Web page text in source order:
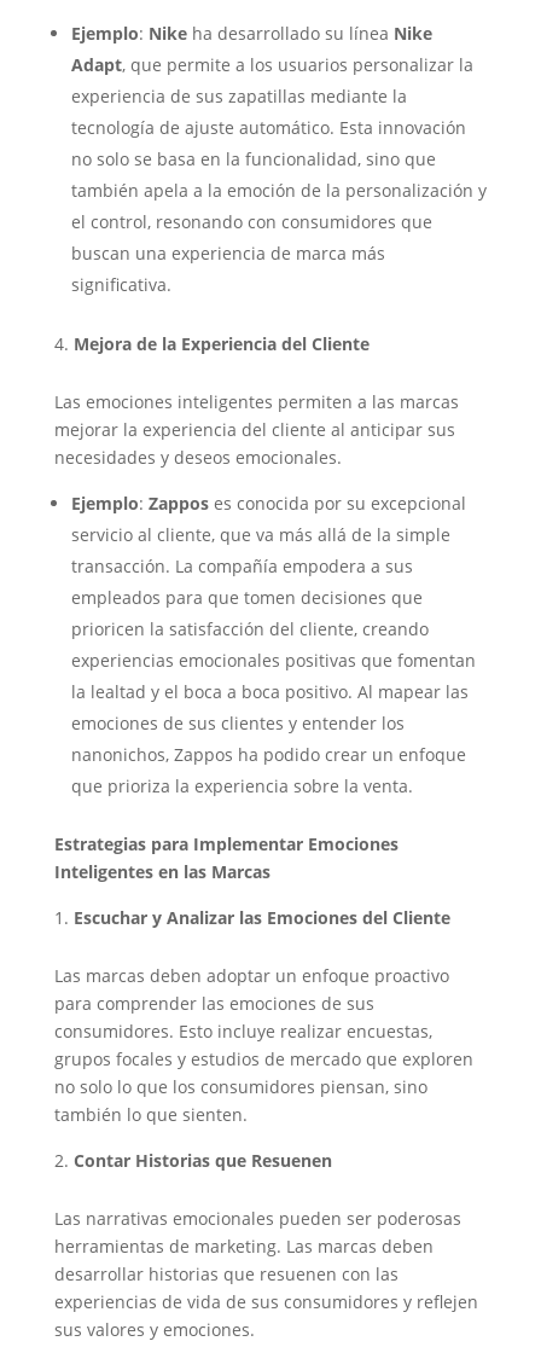
Ejemplo: Nikeha desarrollado su línea Nike
Adapt, que permite a los usuarios personalizar la
experiencia de sus zapatillas mediante la
tecnología de ajuste automático. Esta innovación
no solo se basa en la funcionalidad, sino que
también apela a la emoción de la personalización y
el control, resonando con consumidores que
buscan una experiencia de marca más
significativa.
Mejora de la Experiencia del Cliente
Las emociones inteligentes permiten a las marcas
mejorar la experiencia del cliente al anticipar sus
necesidades y deseos emocionales.
Ejemplo: Zapposes conocida por su excepcional
servicio al cliente, que va más allá de la simple
transacción. La compañía empodera a sus
empleados para que tomen decisiones que
prioricen la satisfacción del cliente, creando
experiencias emocionales positivas que fomentan
la lealtad y el boca a boca positivo. Al mapear las
emociones de sus clientes y entender los
nanonichos, Zappos ha podido crear un enfoque
que prioriza la experiencia sobre la venta.
Estrategias para Implementar Emociones
Inteligentes en las Marcas
Escuchar y Analizar las Emociones del Cliente
Las marcas deben adoptar un enfoque proactivo
para comprender las emociones de sus
consumidores. Esto incluye realizar encuestas,
grupos focales y estudios de mercado que exploren
no solo lo que los consumidores piensan, sino
también lo que sienten.
Contar Historias que Resuenen
Las narrativas emocionales pueden ser poderosas
herramientas de marketing. Las marcas deben
desarrollar historias que resuenen con las
experiencias de vida de sus consumidores y reflejen
sus valores y emociones.